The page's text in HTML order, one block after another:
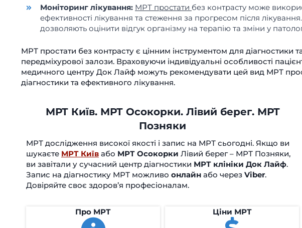
Моніторинг лікування: МРТ простати без контрасту може
ефективності лікування та стеження за прогресом після
дозволяють оцінити відгук організму на терапію та зміни у
МРТ простати без контрасту є цінним інструментом для діагностики
передміхурової залози. Враховуючи індивідуальні особливості
медичного центру Док Лайф можуть рекомендувати цей вид МРТ
діагностики та ефективного лікування.
МРТ Київ. МРТ Осокорки. Лівий берег. МРТ
Позняки
МРТ дослідження високої якості і запис на МРТ сьогодні. Якщо ви
шукаєте МРТ Київ або МРТ Осокорки Лівий берег – МРТ Позняки,
ви завітали у сучасний центр діагностики МРТ клініки Док Лайф.
Запис на діагностику МРТ можливо онлайн або через Viber.
Довіряйте своє здоров’я професіоналам.
Про МРТ Ціни МРТ